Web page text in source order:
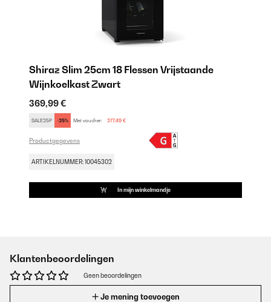
Shiraz Slim 25cm 18 Flessen Vrijstaande
Wijnkoelkast Zwart
369,99 €
SALE25P -25% Met voucher: 277,49 €
Productgegevens
ARTIKELNUMMER: 10045302
In mijn winkelmandje
Klantenbeoordelingen
Geen beoordelingen
Je mening toevoegen